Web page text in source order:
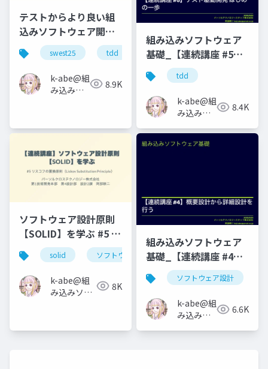
テストからより良い組
込みソフトウェア開発
を考えるswest25 tdd
k-abe@組
み込みソ
8.9K
組み込みソフトウェア
基礎_【連続講座 #5】
テスト駆動開発 はじめ
の一歩
tdd
k-abe@組
み込みソ
アの人
8.4K
ソフトウェア設計原則
【SOLID】を学ぶ #5 リ
スコフの置換原則
solid ソフトウェア設計 リスコフの置換原則
k-abe@組
み込みソフ
8K
組み込みソフトウェア
基礎_【連続講座 #4】
概要設計から詳細設計
を行う
ソフトウェア設計
k-abe@組
み込みソ
6.6K